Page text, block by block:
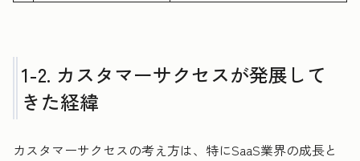
1-2. カスタマーサクセスが発展して
きた経緯
カスタマーサクセスの考え方は、特にSaaS業界の成長と